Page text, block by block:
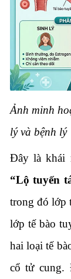
Ảnh minh
lý và bệnh lý
Đây là khái
“Lộ tuyến
trong đó lớp
lớp tế bào
hai loại tế
cổ tử cung.